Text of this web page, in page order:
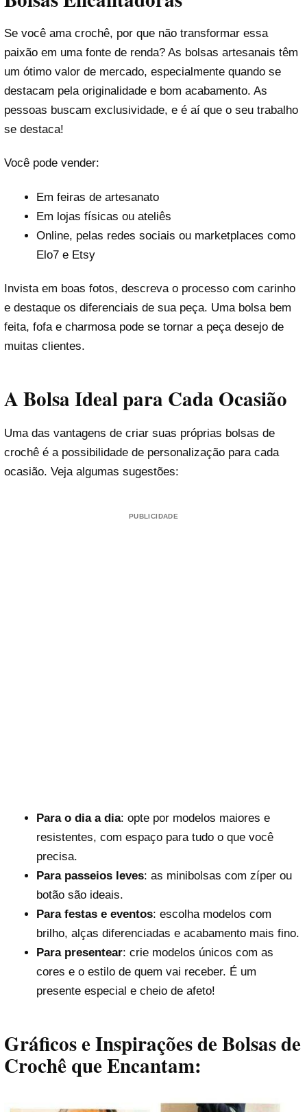
Se você ama crochê, por que não transformar essa
paixão em uma fonte de renda? As bolsas artesanais têm
um ótimo valor de mercado, especialmente quando se
destacam pela originalidade e bom acabamento. As
pessoas buscam exclusividade, e é aí que o seu trabalho
se destaca!
Você pode vender:
Em feiras de artesanato
Em lojas físicas ou ateliês
Online, pelas redes sociais ou marketplaces como
Elo7 e Etsy
Invista em boas fotos, descreva o processo com carinho
e destaque os diferenciais de sua peça. Uma bolsa bem
feita, fofa e charmosa pode se tornar a peça desejo de
muitas clientes.
A Bolsa Ideal para Cada Ocasião
Uma das vantagens de criar suas próprias bolsas de
crochê é a possibilidade de personalização para cada
ocasião. Veja algumas sugestões:
PUBLICIDADE
Para o dia a dia: opte por modelos maiores e
resistentes, com espaço para tudo o que você
precisa.
Para passeios leves: as minibolsas com zíper ou
botão são ideais.
Para festas e eventos: escolha modelos com
brilho, alças diferenciadas e acabamento mais fino.
Para presentear: crie modelos únicos com as
cores e o estilo de quem vai receber. É um
presente especial e cheio de afeto!
Gráficos e Inspirações de Bolsas de
Crochê que Encantam: